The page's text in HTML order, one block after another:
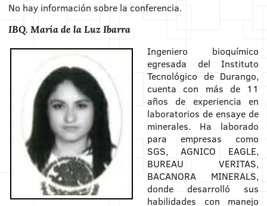
No hay información sobre la conferencia.
IBQ. María de la Luz Ibarra
Ingeniero bioquímico
egresada del Instituto
Tecnológico de Durango,
cuenta con más de 11
años de experiencia en
laboratorios de ensaye de
minerales. Ha laborado
para empresas como
SGS, AGNICO EAGLE,
BUREAU VERITAS,
BACANORA MINERALS,
donde desarrolló sus
habilidades con manejo